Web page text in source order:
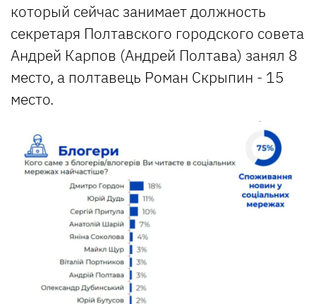
который сейчас занимает должность
секретаря Полтавского городского совета
Андрей Карпов (Андрей Полтава) занял 8
место, а полтавець Роман Скрыпин - 15
место.